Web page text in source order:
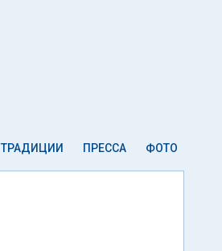
ТРАДИЦИИ ПРЕССА ФОТО